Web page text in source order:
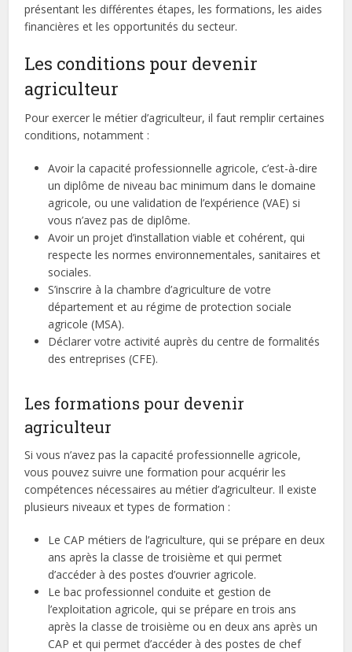
présentant les différentes étapes, les formations, les aides
financières et les opportunités du secteur.
Les conditions pour devenir
agriculteur
Pour exercer le métier d’agriculteur, il faut remplir certaines
conditions, notamment :
Avoir la capacité professionnelle agricole, c’est-à-dire
un diplôme de niveau bac minimum dans le domaine
agricole, ou une validation de l’expérience (VAE) si
vous n’avez pas de diplôme.
Avoir un projet d’installation viable et cohérent, qui
respecte les normes environnementales, sanitaires et
sociales.
S’inscrire à la chambre d’agriculture de votre
département et au régime de protection sociale
agricole (MSA).
Déclarer votre activité auprès du centre de formalités
des entreprises (CFE).
Les formations pour devenir
agriculteur
Si vous n’avez pas la capacité professionnelle agricole,
vous pouvez suivre une formation pour acquérir les
compétences nécessaires au métier d’agriculteur. Il existe
plusieurs niveaux et types de formation :
Le CAP métiers de l’agriculture, qui se prépare en deux
ans après la classe de troisième et qui permet
d’accéder à des postes d’ouvrier agricole.
Le bac professionnel conduite et gestion de
l’exploitation agricole, qui se prépare en trois ans
après la classe de troisième ou en deux ans après un
CAP et qui permet d’accéder à des postes de chef